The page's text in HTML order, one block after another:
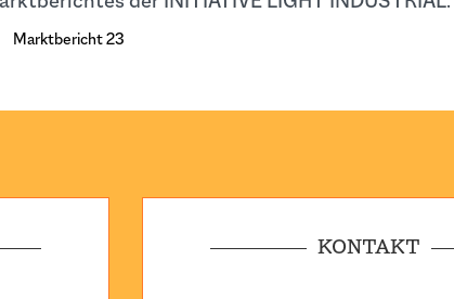
Marktbericht 23
KONTAKT